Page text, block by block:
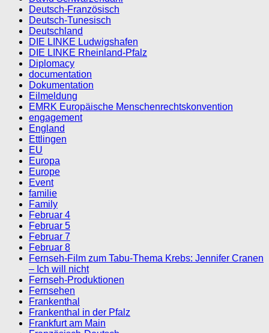
Deutsch-Französisch
Deutsch-Tunesisch
Deutschland
DIE LINKE Ludwigshafen
DIE LINKE Rheinland-Pfalz
Diplomacy
documentation
Dokumentation
Eilmeldung
EMRK Europäische Menschenrechtskonvention
engagement
England
Ettlingen
EU
Europa
Europe
Event
familie
Family
Februar 4
Februar 5
Februar 7
Februar 8
Fernseh-Film zum Tabu-Thema Krebs: Jennifer Cranen
– Ich will nicht
Fernseh-Produktionen
Fernsehen
Frankenthal
Frankenthal in der Pfalz
Frankfurt am Main